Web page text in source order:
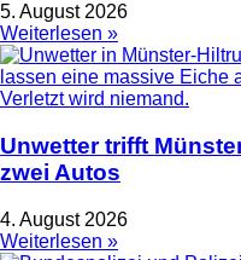
5. August 2026
Weiterlesen »
Unwetter trifft
zwei Autos
4. August 2026
Weiterlesen »